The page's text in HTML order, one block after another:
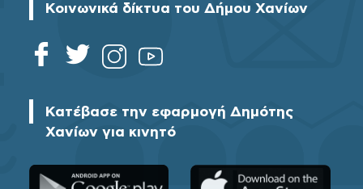
Κοινωνικά δίκτυα του Δήμου Χανίων
Κατέβασε την εφαρμογή Δημότης
Χανίων για κινητό